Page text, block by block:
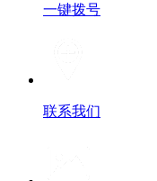
一键拨号
联系我们